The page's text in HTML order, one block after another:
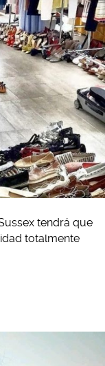
tendrá que
totalmente